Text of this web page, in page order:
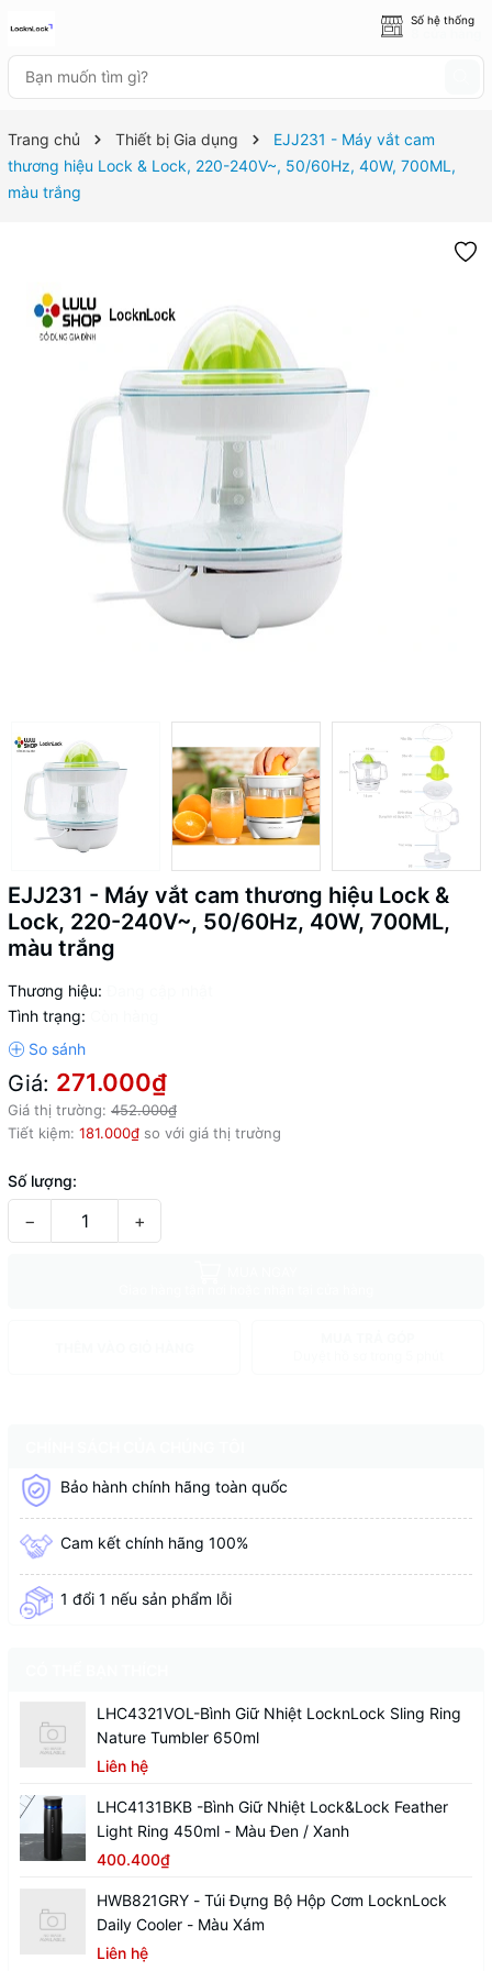
Số hệ thống
Trang chủ Thiết bị Gia dụng
EJJ231 - Máy vắt cam
thương hiệu Lock & Lock, 220-240V~, 50/60Hz, 40W, 700ML,
màu trắng
EJJ231 - Máy vắt cam thương hiệu Lock &
Lock, 220-240V~, 50/60Hz, 40W, 700ML,
màu trắng
Thương hiệu:
Tình trạng:
Giá: 271.000₫
Giá thị trường: 452.000₫
Tiết kiệm: 181.000₫ so với giá thị trường
Số lượng:
− +
Bảo hành chính hãng toàn quốc
Cam kết chính hãng 100%
1 đổi 1 nếu sản phẩm lỗi
LHC4321VOL-Bình Giữ Nhiệt LocknLock Sling Ring
Nature Tumbler 650ml
Liên hệ
LHC4131BKB -Bình Giữ Nhiệt Lock&Lock Feather
Light Ring 450ml - Màu Đen / Xanh
400.400₫
HWB821GRY - Túi Đựng Bộ Hộp Cơm LocknLock
Daily Cooler - Màu Xám
Liên hệ